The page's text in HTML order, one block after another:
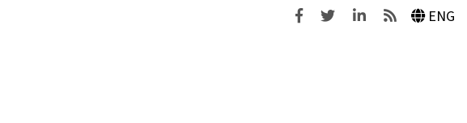
FacebookTwitterLinkedinFeeds ENG